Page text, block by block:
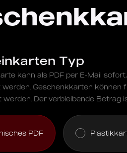
Typ
kann als PDF per E-Mail
Geschenkkarten können
Der verbleibende Betrag
PDF